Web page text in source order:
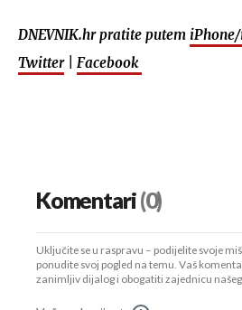
DNEVNIK.hr pratite putem
Twitter| Facebook
Komentari(0)
Uključite se u raspravu – podijelite svoje
ponudite svoj pogled na temu. Vaš
zanimljiv dijalog i obogatiti zajednicu